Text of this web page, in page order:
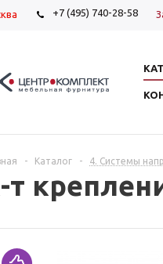
+7 (495) 740-28-58
- Каталог - 4. Системы
т